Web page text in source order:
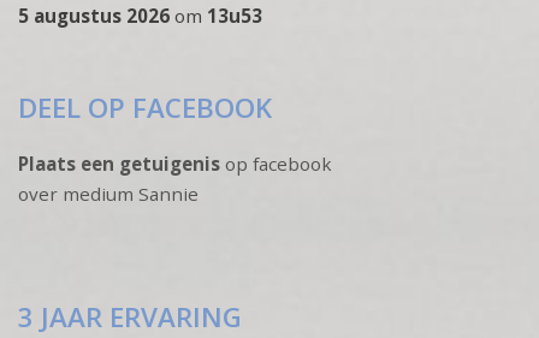
5 augustus 2026 om 13u53
DEEL OP FACEBOOK
Plaats een getuigenis op facebook
over medium Sannie
3 JAAR ERVARING